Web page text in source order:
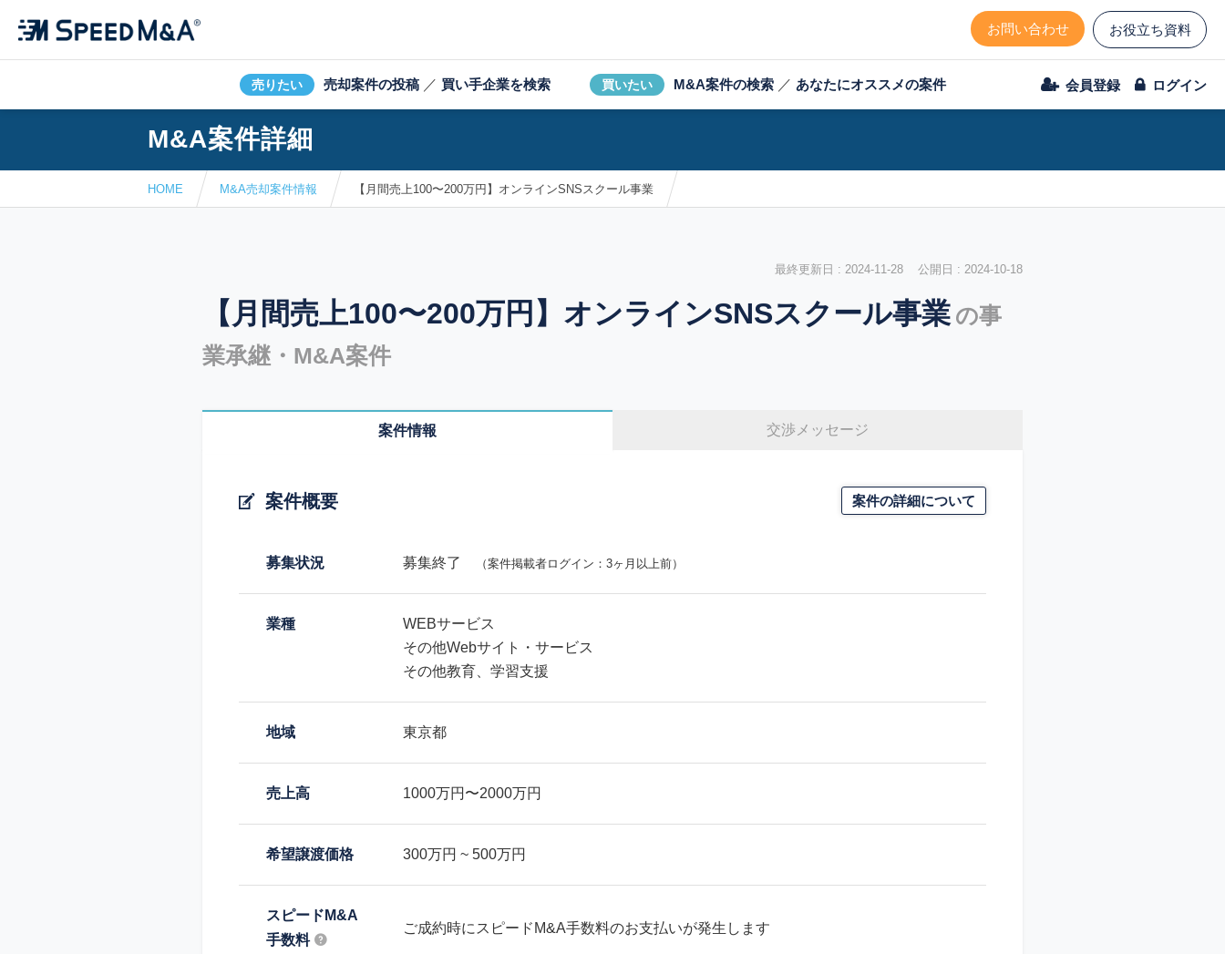
お問い合わせ お役立ち資料
売りたい 売却案件の投稿 ／ 買い手企業を検索 買いたい M&A案件の検索 ／ あなたにオススメの案件 会員登録 ログイン
M&A案件詳細
HOME M&A売却案件情報 【月間売上100〜200万円】オンラインSNSスクール事業
最終更新日 : 2024-11-28 公開日 : 2024-10-18
【月間売上100〜200万円】オンラインSNSスクール事業 の事
業承継・M&A案件
案件情報 交渉メッセージ
案件概要 案件の詳細について
募集状況 募集終了 （案件掲載者ログイン：3ヶ月以上前）
業種
WEBサービス
その他Webサイト・サービス
その他教育、学習支援
地域 東京都
売上高 1000万円〜2000万円
希望譲渡価格 300万円 ~ 500万円
スピードM&A
手数料
ご成約時にスピードM&A手数料のお支払いが発生します